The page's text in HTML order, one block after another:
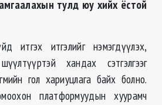
тулд юу хийх ёстой
итгэх итгэлийг нэмэгдүүлэх,
хандах сэтгэлгээг
гол хариуцлага байх болно.
платформуудын хуурамч